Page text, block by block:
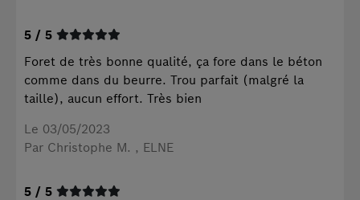
5 / 5
Foret de très bonne qualité, ça fore dans le béton
comme dans du beurre. Trou parfait (malgré la
taille), aucun effort. Très bien
Le 03/05/2023
Par Christophe M. , ELNE
5 / 5